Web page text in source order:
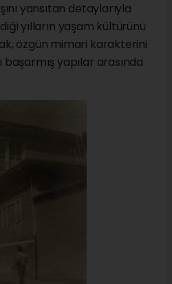
yansıtan detaylarıyla
yılların yaşam kültürünü
özgün mimari karakterini
yapılar arasında